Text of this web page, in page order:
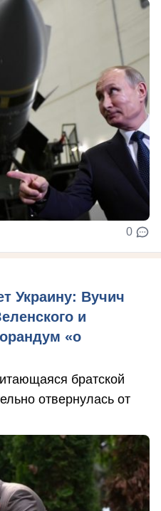
0
Украину: Вучич
и
«о
братской
отвернулась от